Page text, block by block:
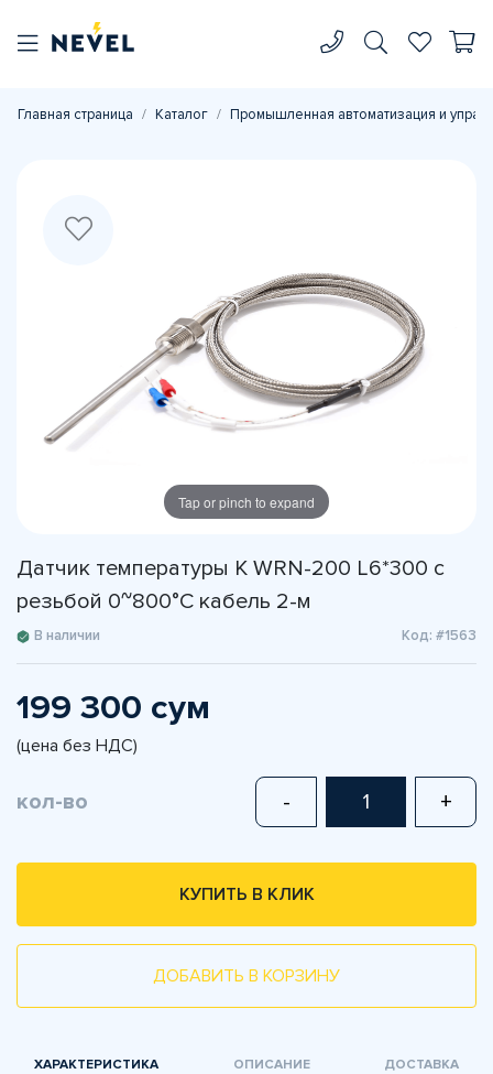
Главная страница Каталог Промышленная автоматизация и
Tap or pinch to expand
Датчик температуры K WRN-200 L6*300 с
резьбой 0~800°C кабель 2-м
В наличии Код: #1563
199 300 сум
(цена без НДС)
кол-во - +
КУПИТЬ В КЛИК
ДОБАВИТЬ В КОРЗИНУ
ХАРАКТЕРИСТИКА ОПИСАНИЕ ДОСТАВКА